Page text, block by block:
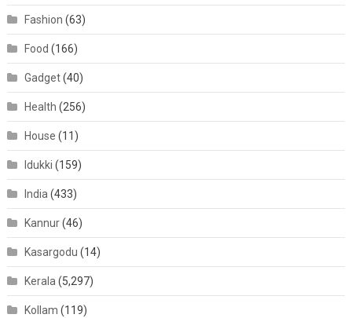
Fashion (63)
Food (166)
Gadget(40)
Health (256)
House (11)
Idukki (159)
India(433)
Kannur(46)
Kasargodu (14)
Kerala(5,297)
Kollam (119)